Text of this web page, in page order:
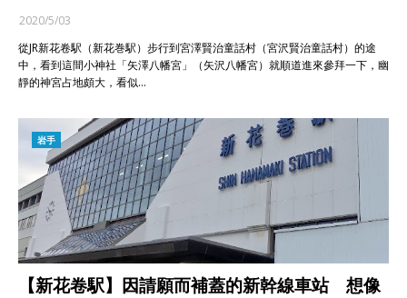
2020/5/03
從JR新花卷駅（新花巻駅）步行到宮澤賢治童話村（宮沢賢治童話村）的途
中，看到這間小神社「矢澤八幡宮」（矢沢八幡宮）就順道進來參拜一下，幽
靜的神宮占地頗大，看似…
岩手
【新花卷駅】因請願而補蓋的新幹線車站 想像